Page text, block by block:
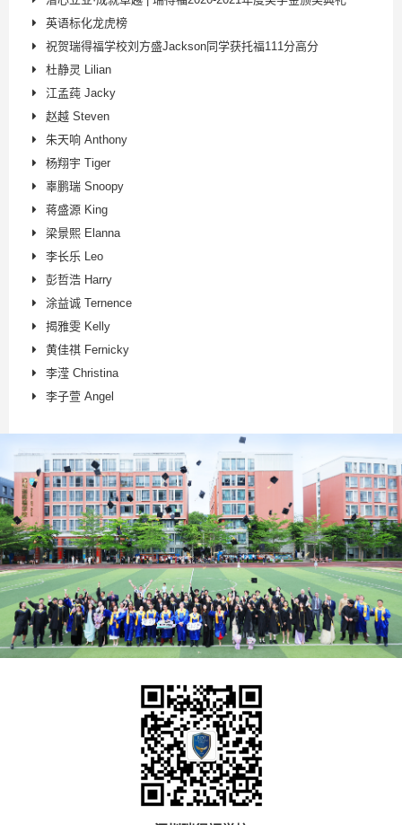
英语标化龙虎榜
祝贺瑞得福学校刘方盛Jackson同学获托福111分高分
杜静灵 Lilian
江孟莼 Jacky
赵越 Steven
朱天响 Anthony
杨翔宇 Tiger
辜鹏瑞 Snoopy
蒋盛源 King
梁景熙 Elanna
李长乐 Leo
彭哲浩 Harry
涂益诚 Ternence
揭雅雯 Kelly
黄佳祺 Fernicky
李滢 Christina
李子萱 Angel